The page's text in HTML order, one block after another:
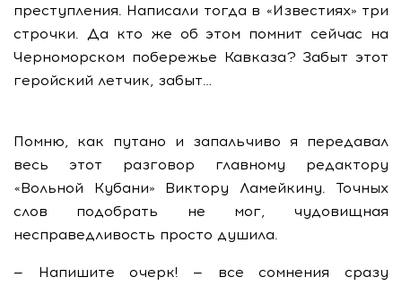
преступления. Написали тогда в «Известиях» три
строчки. Да кто же об этом помнит сейчас на
Черноморском побережье Кавказа? Забыт этот
геройский летчик, забыт…
Помню, как путано и запальчиво я передавал
весь этот разговор главному редактору
«Вольной Кубани» Виктору Ламейкину. Точных
слов подобрать не мог, чудовищная
несправедливость просто душила.
— Напишите очерк! — все сомнения сразу